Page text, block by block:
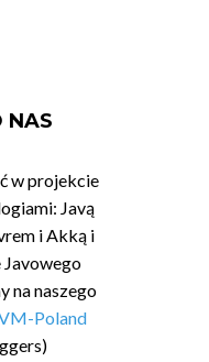
NAS
w projekcie
Javą
i Akką i
Javowego
na naszego
Poland